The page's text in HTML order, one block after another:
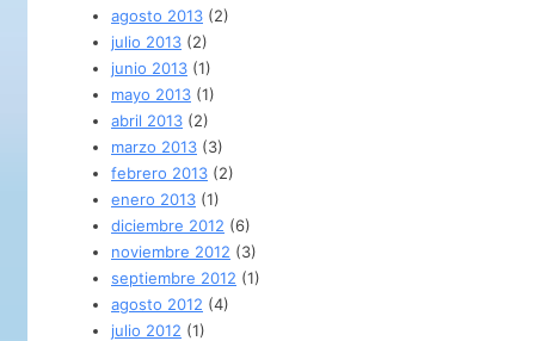
agosto 2013 (2)
julio 2013 (2)
junio 2013 (1)
mayo 2013 (1)
abril 2013 (2)
marzo 2013 (3)
febrero 2013 (2)
enero 2013 (1)
diciembre 2012 (6)
noviembre 2012 (3)
septiembre 2012 (1)
agosto 2012 (4)
julio 2012 (1)